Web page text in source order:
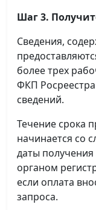
Шаг 3.
Сведения,
более трех
ФКП
сведений.
Течение срока
начинается со
даты
органом
если оплата
запроса.